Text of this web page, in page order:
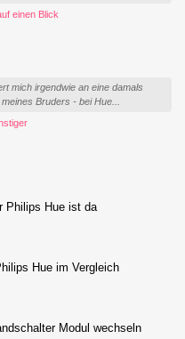
einen Blick
mich irgendwie an eine damals
Bruders - bei Hue...
Philips Hue ist da
Hue im Vergleich
Modul wechseln